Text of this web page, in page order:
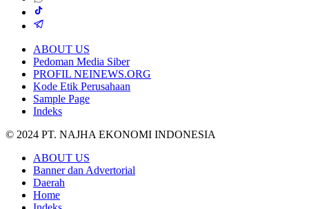
ABOUT US
Pedoman Media Siber
PROFIL NEINEWS.ORG
Kode Etik Perusahaan
Sample Page
Indeks
© 2024 PT. NAJHA EKONOMI INDONESIA
ABOUT US
Banner dan Advertorial
Daerah
Home